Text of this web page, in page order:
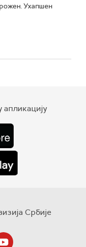
Ухапшен
Србије